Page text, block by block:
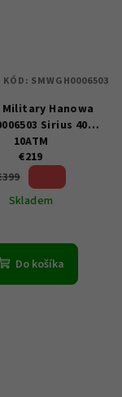
Military Hanowa
Sirius 40mm
10ATM
€219
Skladem
Do košíka
KÓD: SMWGH0006503